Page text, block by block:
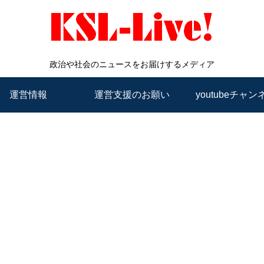
政治や社会のニュースをお届けするメディア
運営情報 運営支援のお願い youtubeチャン